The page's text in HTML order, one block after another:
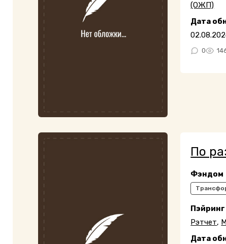
(ОЖП)
Дата
0
По
Фэндом
Рэтчет,
Дата